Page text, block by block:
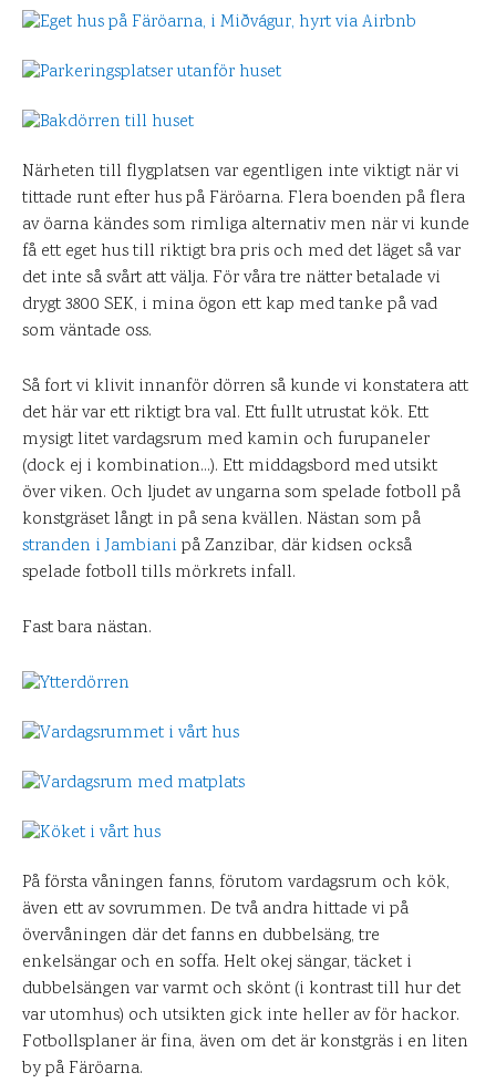
Närheten till flygplatsen var egentligen inte viktigt när vi
tittade runt efter hus på Färöarna. Flera boenden på flera
av öarna kändes som rimliga alternativ men när vi kunde
få ett eget hus till riktigt bra pris och med det läget så var
det inte så svårt att välja. För våra tre nätter betalade vi
drygt 3800 SEK, i mina ögon ett kap med tanke på vad
som väntade oss.
Så fort vi klivit innanför dörren så kunde vi konstatera att
det här var ett riktigt bra val. Ett fullt utrustat kök. Ett
mysigt litet vardagsrum med kamin och furupaneler
(dock ej i kombination…). Ett middagsbord med utsikt
över viken. Och ljudet av ungarna som spelade fotboll på
konstgräset långt in på sena kvällen. Nästan som på
stranden i Jambiani på Zanzibar, där kidsen också
spelade fotboll tills mörkrets infall.
Fast bara nästan.
På första våningen fanns, förutom vardagsrum och kök,
även ett av sovrummen. De två andra hittade vi på
övervåningen där det fanns en dubbelsäng, tre
enkelsängar och en soffa. Helt okej sängar, täcket i
dubbelsängen var varmt och skönt (i kontrast till hur det
var utomhus) och utsikten gick inte heller av för hackor.
Fotbollsplaner är fina, även om det är konstgräs i en liten
by på Färöarna.